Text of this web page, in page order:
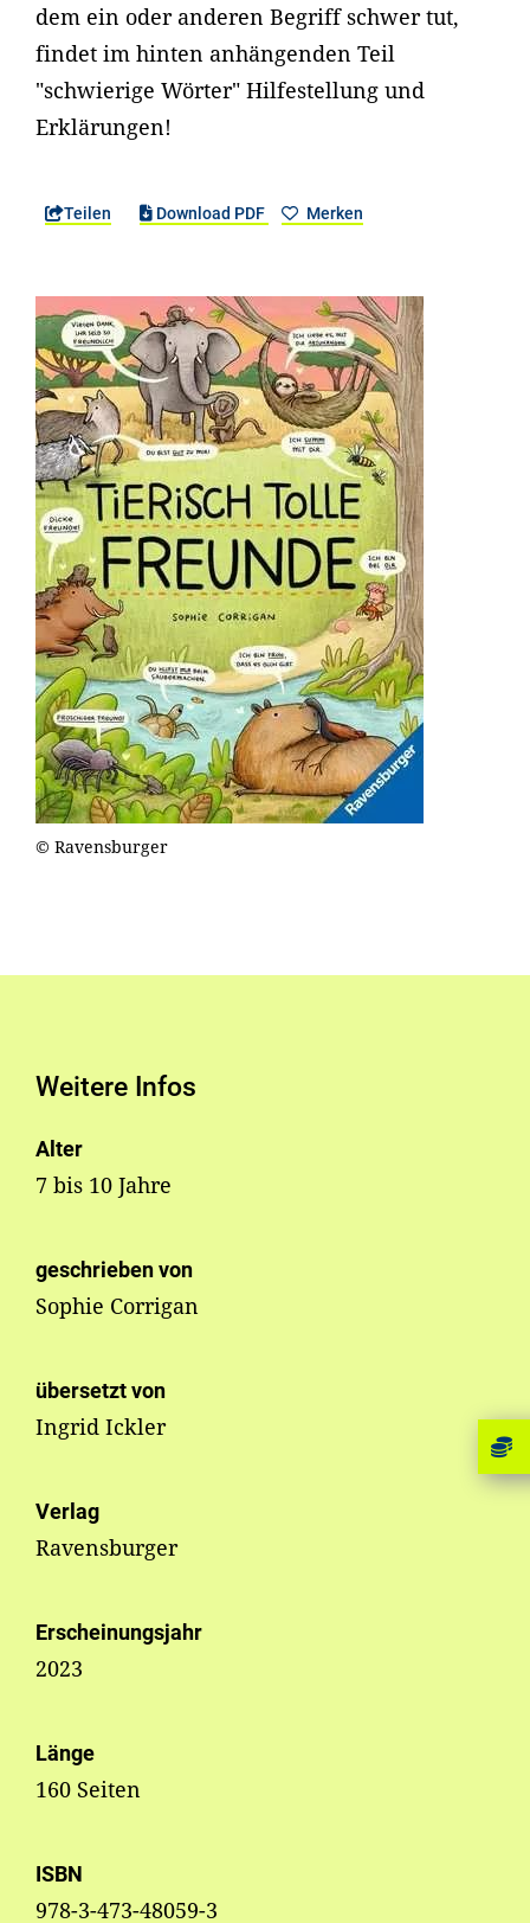
dem ein oder anderen Begriff schwer tut,
findet im hinten anhängenden Teil
"schwierige Wörter" Hilfestellung und
Erklärungen!
Teilen Download PDF Merken
© Ravensburger
Weitere Infos
Alter
7 bis 10 Jahre
geschrieben von
Sophie Corrigan
übersetzt von
Ingrid Ickler
Verlag
Ravensburger
Erscheinungsjahr
2023
Länge
160 Seiten
ISBN
978-3-473-48059-3